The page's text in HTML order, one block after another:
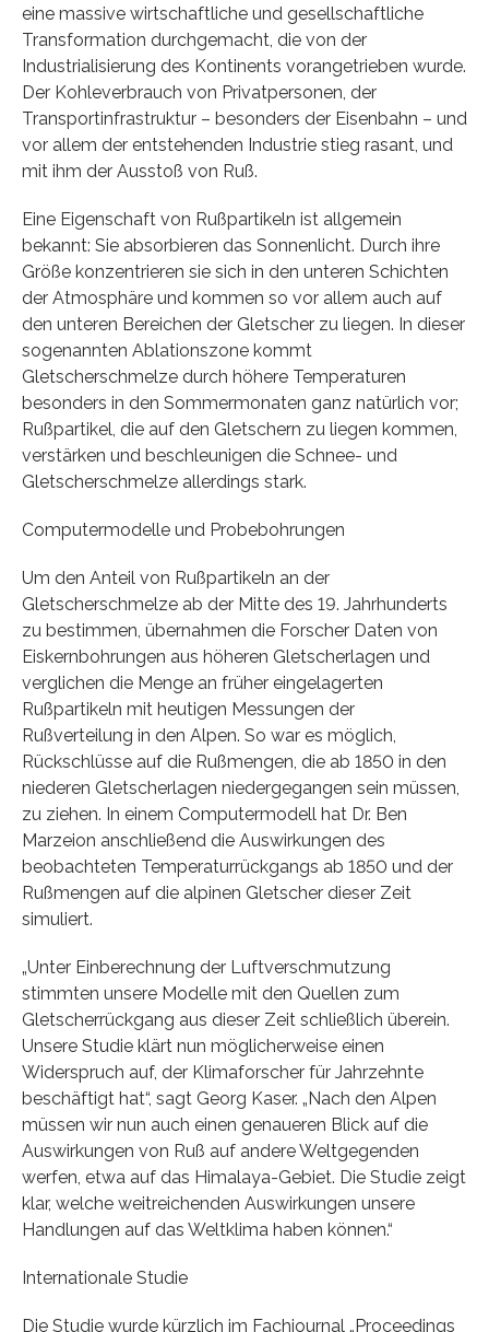
eine massive wirtschaftliche und gesellschaftliche
Transformation durchgemacht, die von der
Industrialisierung des Kontinents vorangetrieben wurde.
Der Kohleverbrauch von Privatpersonen, der
Transportinfrastruktur – besonders der Eisenbahn – und
vor allem der entstehenden Industrie stieg rasant, und
mit ihm der Ausstoß von Ruß.
Eine Eigenschaft von Rußpartikeln ist allgemein
bekannt: Sie absorbieren das Sonnenlicht. Durch ihre
Größe konzentrieren sie sich in den unteren Schichten
der Atmosphäre und kommen so vor allem auch auf
den unteren Bereichen der Gletscher zu liegen. In dieser
sogenannten Ablationszone kommt
Gletscherschmelze durch höhere Temperaturen
besonders in den Sommermonaten ganz natürlich vor;
Rußpartikel, die auf den Gletschern zu liegen kommen,
verstärken und beschleunigen die Schnee- und
Gletscherschmelze allerdings stark.
Computermodelle und Probebohrungen
Um den Anteil von Rußpartikeln an der
Gletscherschmelze ab der Mitte des 19. Jahrhunderts
zu bestimmen, übernahmen die Forscher Daten von
Eiskernbohrungen aus höheren Gletscherlagen und
verglichen die Menge an früher eingelagerten
Rußpartikeln mit heutigen Messungen der
Rußverteilung in den Alpen. So war es möglich,
Rückschlüsse auf die Rußmengen, die ab 1850 in den
niederen Gletscherlagen niedergegangen sein müssen,
zu ziehen. In einem Computermodell hat Dr. Ben
Marzeion anschließend die Auswirkungen des
beobachteten Temperaturrückgangs ab 1850 und der
Rußmengen auf die alpinen Gletscher dieser Zeit
simuliert.
„Unter Einberechnung der Luftverschmutzung
stimmten unsere Modelle mit den Quellen zum
Gletscherrückgang aus dieser Zeit schließlich überein.
Unsere Studie klärt nun möglicherweise einen
Widerspruch auf, der Klimaforscher für Jahrzehnte
beschäftigt hat“, sagt Georg Kaser. „Nach den Alpen
müssen wir nun auch einen genaueren Blick auf die
Auswirkungen von Ruß auf andere Weltgegenden
werfen, etwa auf das Himalaya-Gebiet. Die Studie zeigt
klar, welche weitreichenden Auswirkungen unsere
Handlungen auf das Weltklima haben können.“
Internationale Studie
Die Studie wurde kürzlich im Fachjournal „Proceedings